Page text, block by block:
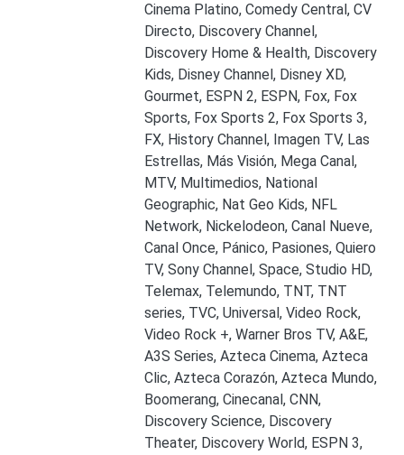
Cinema Platino, Comedy Central, CV
Directo, Discovery Channel,
Discovery Home & Health, Discovery
Kids, Disney Channel, Disney XD,
Gourmet, ESPN 2, ESPN, Fox, Fox
Sports, Fox Sports 2, Fox Sports 3,
FX, History Channel, Imagen TV, Las
Estrellas, Más Visión, Mega Canal,
MTV, Multimedios, National
Geographic, Nat Geo Kids, NFL
Network, Nickelodeon, Canal Nueve,
Canal Once, Pánico, Pasiones, Quiero
TV, Sony Channel, Space, Studio HD,
Telemax, Telemundo, TNT, TNT
series, TVC, Universal, Video Rock,
Video Rock +, Warner Bros TV, A&E,
A3S Series, Azteca Cinema, Azteca
Clic, Azteca Corazón, Azteca Mundo,
Boomerang, Cinecanal, CNN,
Discovery Science, Discovery
Theater, Discovery World, ESPN 3,